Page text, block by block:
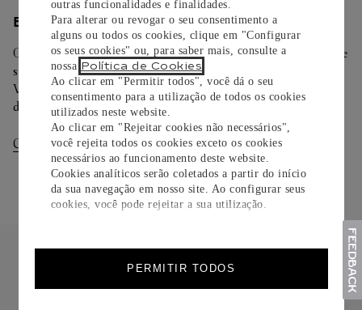
outras funcionalidades e finalidades.
Para alterar ou revogar o seu consentimento a
alguns ou todos os cookies, clique em "Configurar
os seus cookies" ou, para saber mais, consulte a
nossa Política de Cookies
Ao clicar em "Permitir todos", você dá o seu
consentimento para a utilização de todos os cookies
utilizados neste website.
Ao clicar em "Rejeitar cookies não necessários",
você rejeita todos os cookies exceto os cookies
necessários ao funcionamento deste website.
Cookies analíticos serão coletados a partir do início
da sua navegação em nosso site. Ao configurar seus
cookies, você pode rejeitar a sua utilização.
PERMITIR TODOS
ENTREGA/DEVOLUÇÃO
Oferecemos diferentes opções de entrega. Selecione o envio de
sua preferência na finalização de seu pedido.
Você pode trocar ou devolver sua criação Cartier em até 30
dias.
Consultar Entregas Consultar Devoluções